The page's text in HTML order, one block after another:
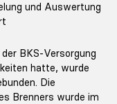
und Auswertung
BKS-Versorgung
hatte, wurde
Die
Brenners wurde im